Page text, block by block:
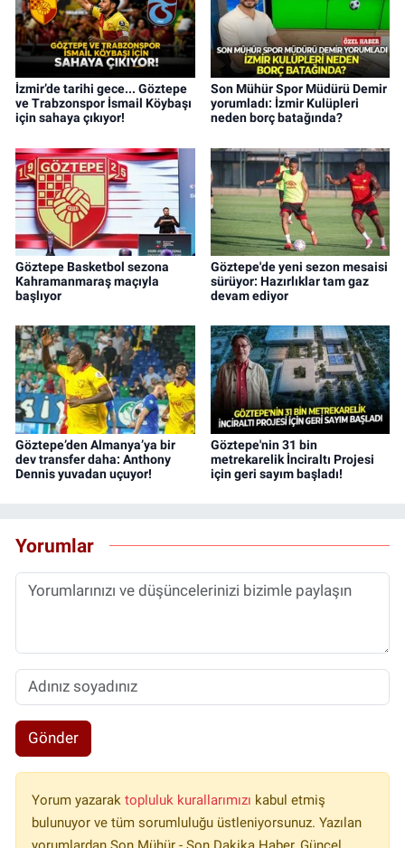
İzmir’de tarihi gece... Göztepe
ve Trabzonspor İsmail Köybaşı
için sahaya çıkıyor!
Son Mühür Spor Müdürü Demir
yorumladı: İzmir Kulüpleri
neden borç batağında?
Göztepe Basketbol sezona
Kahramanmaraş maçıyla
başlıyor
Göztepe'de yeni sezon mesaisi
sürüyor: Hazırlıklar tam gaz
devam ediyor
Göztepe’den Almanya’ya bir
dev transfer daha: Anthony
Dennis yuvadan uçuyor!
Göztepe'nin 31 bin
metrekarelik İnciraltı Projesi
için geri sayım başladı!
Yorumlar
Gönder
Yorum yazarak topluluk kurallarımızı kabul etmiş
bulunuyor ve tüm sorumluluğu üstleniyorsunuz. Yazılan